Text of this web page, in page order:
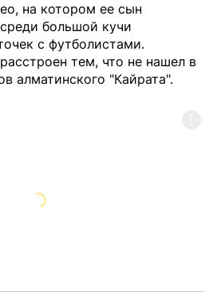
на котором ее сын
большой кучи
с футболистами.
тем, что не нашел в
алматинского "Кайрата".